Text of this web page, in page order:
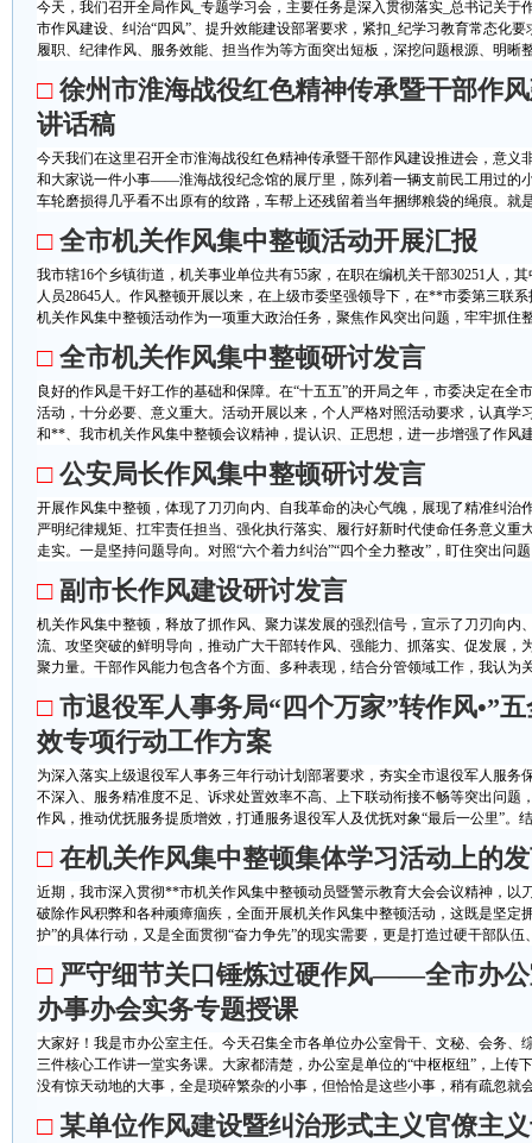
今天，我们召开全局作风_专题学习会，主要任务是深入贯彻落实_总书记关于
市作风建设、纠治“四风”、提升效能建设部署要求，紧扣_纪学习教育常态化
履职、纪律作风、服务效能、担当作为等方面突出短板，深挖问题根源、明晰
□ 徐州市淮海战役红色精神传承暨干部作
讲话稿
今天我们在这里召开全市淮海战役红色精神传承暨干部作风建设推进会，意义
和大家说一件小事——淮海战役纪念馆的展厅里，陈列着一辆支前民工用过的
车轮磨损得几乎看不出原有的纹路，车帮上还残留着当年捆绑粮袋的绳痕。就
□ 全市机关作风集中整顿活动开展汇报
我市辖16个乡镇街道，机关事业单位共有55家，在职在编机关干部30251人，
人员28645人。作风整顿开展以来，在上级市委坚强领导下，在**市委第三联
机关作风集中整顿活动作为一项重大政治任务，聚焦作风突出问题，牢牢抓住
□ 全市机关作风集中整顿研讨发言
良好的作风是干好工作的基础和保障。在“十五五”的开局之年，市委决定在全
活动，十分必要、意义重大。活动开展以来，个人严格对照活动要求，认真学
和**、我市机关作风集中整顿会议精神，提认识、正思想，进一步增强了作风
□ 公安局长作风集中整顿研讨发言
开展作风集中整顿，体现了刀刃向内、自我革命的决心气魄，展现了精准纠治
严明纪律规矩、扛牢责任担当、强化执行落实、履行好新时代使命任务意义重
走实。一是坚持问题导向。对照“六个着力纠治”“四个全力整改”，盯住突出问
□ 副市长作风建设研讨发言
机关作风集中整顿，释放了抓作风、聚力谋发展的强烈信号，宣示了刀刃向内
流、攻坚突破的鲜明导向，推动广大干部转作风、强能力、抓落实、促发展，
聚力量。干部作风能力包含各个方面、多种表现，结合分管领域工作，我认为
□ 市退役军人事务局“四个万家”转作风•”
效专项行动工作方案
为深入落实上级退役军人事务三年行动计划部署要求，夯实全市退役军人服务
不深入、服务精准度不足、诉求处置效率不高、上下联动衔接不畅等突出问题
作风，推动优抚服务提质增效，打通服务退役军人及优抚对象“最后一公里”。
□ 在机关作风集中整顿集体学习活动上的
近期，我市深入贯彻**市机关作风集中整顿动员暨警示教育大会会议精神，以
破除作风积弊和各种顽瘴痼疾，全面开展机关作风集中整顿活动，这既是坚定
护”的具体行动，又是全面贯彻“奋力争先”的现实需要，更是打造过硬干部队伍
□ 严守细节关口锤炼过硬作风——全市办
办事办会实务专题授课
大家好！我是市办公室主任。今天召集全市各单位办公室骨干、文秘、会务、
三件核心工作讲一堂实务课。大家都清楚，办公室是单位的“中枢枢纽”，上传
没有惊天动地的大事，全是琐碎繁杂的小事，但恰恰是这些小事，稍有疏忽就
□ 某单位作风建设暨纠治形式主义官僚主